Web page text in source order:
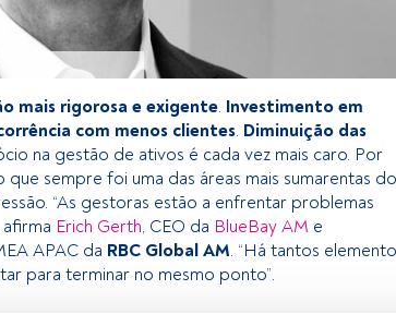
mais rigorosa e exigente. Investimento em
com menos clientes. Diminuição das
na gestão de ativos é cada vez mais caro. Por
que sempre foi uma das áreas mais sumarentas do
“As gestoras estão a enfrentar problemas
Erich Gerth, CEO da BlueBay AM e
APAC da RBC Global AM. “Há tantos
para terminar no mesmo ponto”.